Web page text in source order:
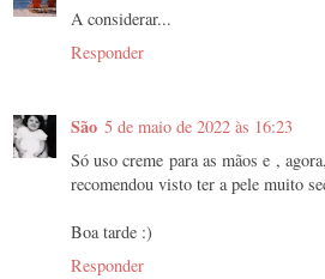
A considerar...
Responder
São 5 de maio de 2022 às 16:23
Só uso creme para as mãos e ,
recomendou visto ter a pele muito
Boa tarde :)
Responder